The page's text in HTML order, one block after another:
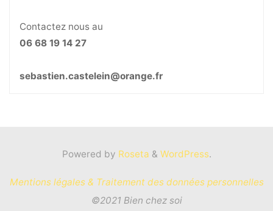
Contactez nous au
06 68 19 14 27
sebastien.castelein@orange.fr
Powered by Roseta & WordPress.
Mentions légales & Traitement des données personnelles
©2021 Bien chez soi